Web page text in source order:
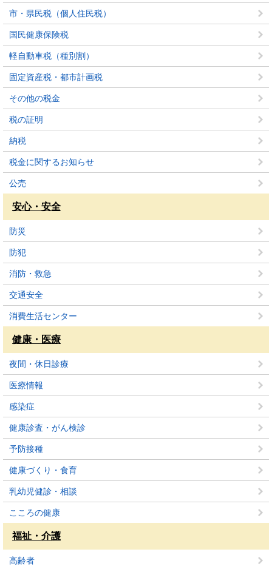
市・県民税（個人住民税）
国民健康保険税
軽自動車税（種別割）
固定資産税・都市計画税
その他の税金
税の証明
納税
税金に関するお知らせ
公売
安心・安全
防災
防犯
消防・救急
交通安全
消費生活センター
健康・医療
夜間・休日診療
医療情報
感染症
健康診査・がん検診
予防接種
健康づくり・食育
乳幼児健診・相談
こころの健康
福祉・介護
高齢者